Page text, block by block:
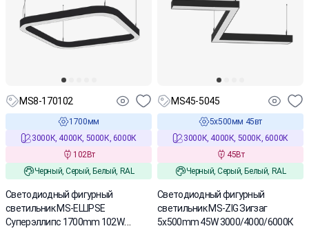
MS8-170102
1700мм
3000К, 4000К, 5000К, 6000К
102Вт
Черный, Серый, Белый, RAL
Светодиодный фигурный
светильник MS-ELLIPSE
Суперэллипс 1700mm 102W
MS45-5045
5х500мм 45вт
3000К, 4000К, 5000К, 6000К
45Вт
Черный, Серый, Белый, RAL
Светодиодный фигурный
светильник MS-ZIG Зигзаг
5x500mm 45W 3000/4000/6000К